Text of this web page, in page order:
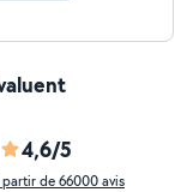
4,6/5
de 66000 avis